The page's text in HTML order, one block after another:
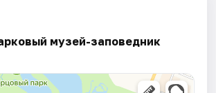
музей-заповедник